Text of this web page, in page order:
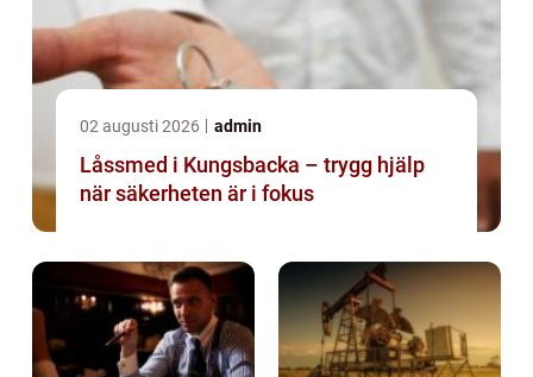
02 augusti 2026 admin
Låssmed i Kungsbacka – trygg hjälp
när säkerheten är i fokus